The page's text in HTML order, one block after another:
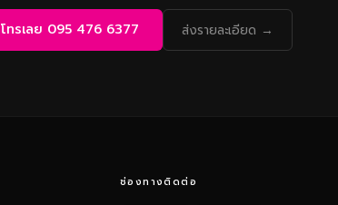
โทรเลย 095 476 6377 ส่งรายละเอียด →
ช่องทางติดต่อ